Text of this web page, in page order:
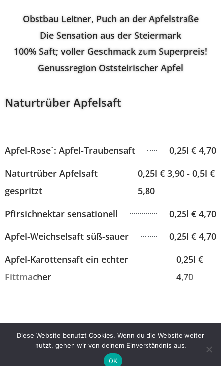
Obstbau Leitner, Puch an der Apfelstraße
Die Sensation aus der Steiermark
100% Saft; voller Geschmack zum Superpreis!
Genussregion Oststeirischer Apfel
Naturtrüber Apfelsaft
Apfel-Rose´: Apfel-Traubensaft
0,25l € 4,70
Naturtrüber Apfelsaft
gespritzt
0,25l € 3,90 - 0,5l €
5,80
Pfirsichnektar sensationell
0,25l € 4,70
Apfel-Weichselsaft süß-sauer
0,25l € 4,70
Apfel-Karottensaft ein echter
Fittmacher
0,25l €
4,70
© 2026 Jonathan und Sieglinde. All rights reserved.
Diese Website benutzt Cookies. Wenn du die Website weiter
nutzt, gehen wir von deinem Einverständnis aus.
OK